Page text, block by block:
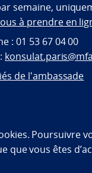
semaine,
à prendre en
: 01 53 67 04 00
de l'ambassade
Poursuivre
que vous êtes